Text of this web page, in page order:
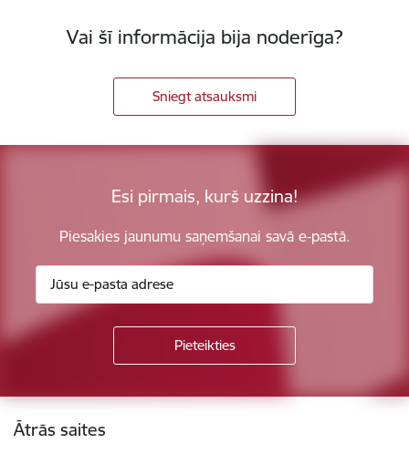
Vai šī informācija bija noderīga?
Sniegt atsauksmi
Esi pirmais, kurš uzzina!
Piesakies jaunumu saņemšanai savā e-pastā.
Kājene
Ātrās saites